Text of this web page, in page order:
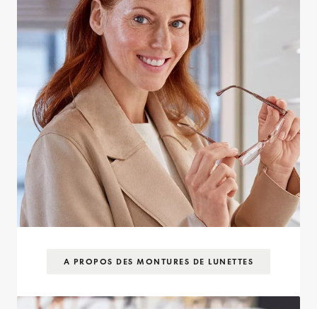
A PROPOS DES MONTURES DE LUNETTES